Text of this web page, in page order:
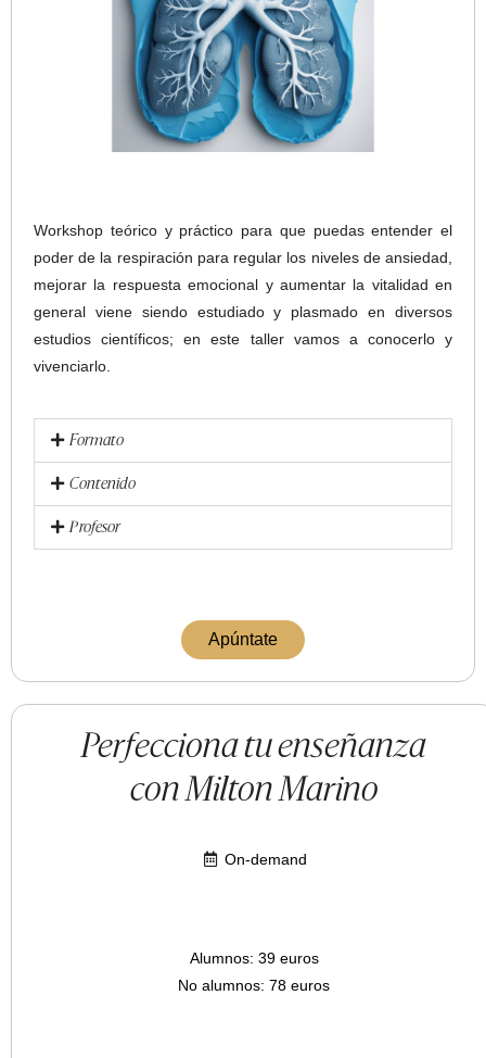
Workshop teórico y práctico para que puedas entender el
poderde la respiración para regular los niveles de ansiedad,
mejorar la respuesta emocional y aumentar la vitalidad en
general viene siendo estudiado y plasmado en diversos
estudios científicos; en este taller vamos a conocerlo y
vivenciarlo.
Formato
Contenido
Profesor
Apúntate
Perfecciona tu enseñanza
con Milton Marino
On-demand
Alumnos: 39 euros
No alumnos: 78 euros